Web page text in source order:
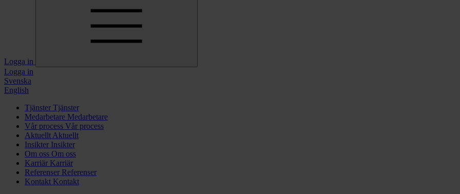
Logga in
Logga in
Svenska
English
Tjänster Tjänster
Medarbetare Medarbetare
Vår process Vår process
Aktuellt Aktuellt
Insikter Insikter
Om oss Om oss
Karriär Karriär
Referenser Referenser
Kontakt Kontakt